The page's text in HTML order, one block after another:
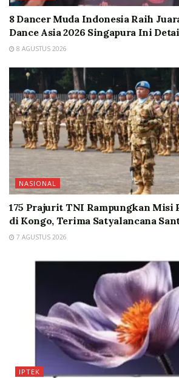
8 Dancer Muda Indonesia Raih
Dance Asia 2026 Singapura Ini
8 AGUSTUS 2026
NASIONAL
175 Prajurit TNI Rampungkan Misi
di Kongo, Terima Satyalancana
7 AGUSTUS 2026
IPTEK